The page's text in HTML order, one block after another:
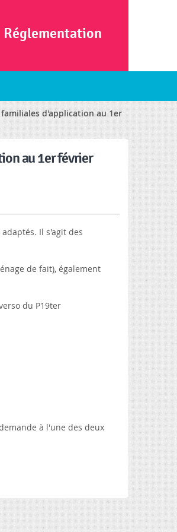
Réglementation
d'application au 1er
au 1er février
Il s'agit des
de fait), également
du P19ter
à l'une des deux